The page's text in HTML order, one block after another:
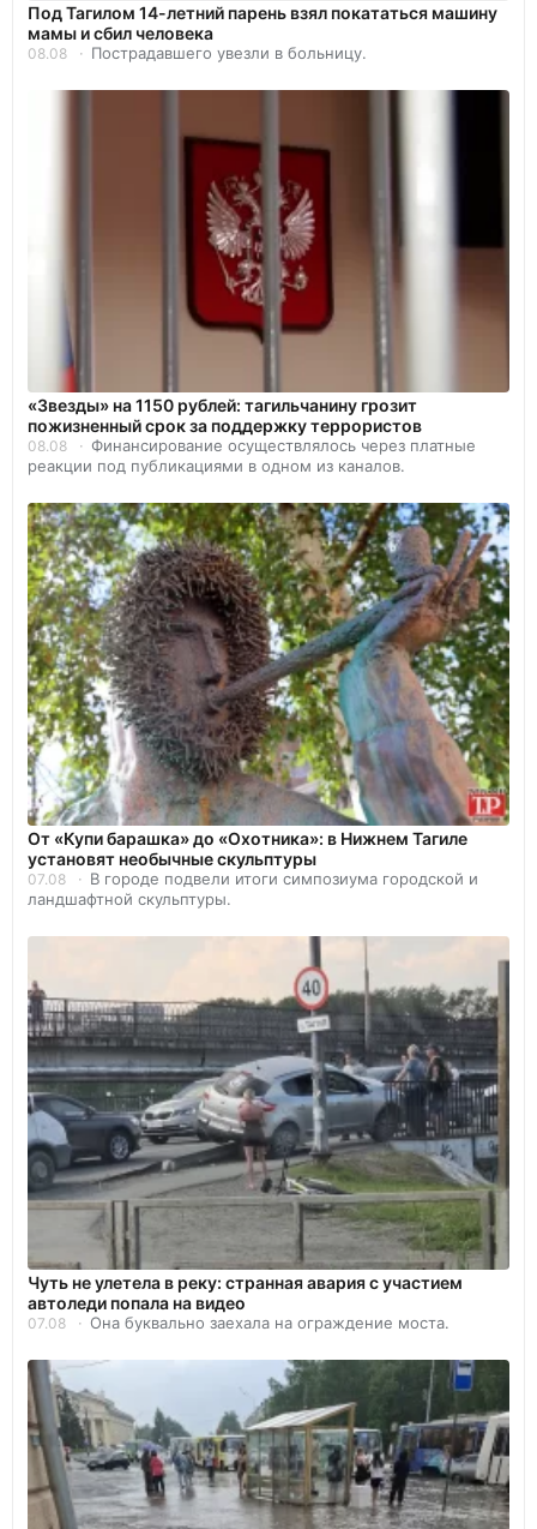
Под Тагилом 14-летний парень взял покататься машину
мамы и сбил человека
08.08 Пострадавшего увезли в больницу.
«Звезды» на 1150 рублей: тагильчанину грозит
пожизненный срок за поддержку террористов
08.08
Финансирование осуществлялось через платные
реакции под публикациями в одном из каналов.
От «Купи барашка» до «Охотника»: в Нижнем Тагиле
установят необычные скульптуры
07.08
В городе подвели итоги симпозиума городской и
ландшафтной скульптуры.
Чуть не улетела в реку: странная авария с участием
автоледи попала на видео
07.08 Она буквально заехала на ограждение моста.